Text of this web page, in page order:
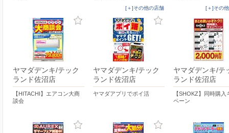
[＋]その他の店舗 [＋]その
ヤマダデンキ/テック
ランド佐沼店
【HITACHI】エアコン大商
談会
ヤマダデンキ/テック
ランド佐沼店
ヤマダアプリでポイ活
ヤマダデンキ/テ
ランド佐沼店
【SHOKZ】同時購入
ペーン